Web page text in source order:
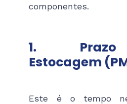
componentes.
1.
Prazo
Estocagem
Este é o tempo